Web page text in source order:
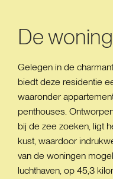
De woning
Gelegen in de
biedt deze residentie
waaronder
penthouses.
bij de zee zoeken, ligt
kust, waardoor
van de woningen
luchthaven, op 45,3